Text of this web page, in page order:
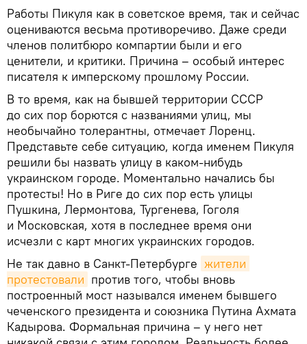
Работы Пикуля как в советское время, так и сейчас
оцениваются весьма противоречиво. Даже среди
членов политбюро компартии были и его
ценители, и критики. Причина – особый интерес
писателя к имперскому прошлому России.
В то время, как на бывшей территории СССР
до сих пор борются с названиями улиц, мы
необычайно толерантны, отмечает Лоренц.
Представьте себе ситуацию, когда именем Пикуля
решили бы назвать улицу в каком-нибудь
украинском городе. Моментально начались бы
протесты! Но в Риге до сих пор есть улицы
Пушкина, Лермонтова, Тургенева, Гоголя
и Московская, хотя в последнее время они
исчезли с карт многих украинских городов.
Не так давно в Санкт-Петербурге жители
протестовали против того, чтобы вновь
построенный мост назывался именем бывшего
чеченского президента и союзника Путина Ахмата
Кадырова. Формальная причина – у него нет